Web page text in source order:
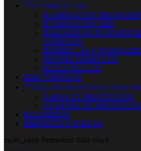
 ILUMINACION
ILUMINACION
ILUMINACIÓN LED
HALOGENAS-
CONSUMO
BOMBILLAS Y TUBOS LED
PROYECTORES LED
REGLETAS LED
ELECTRICIDAD
 EQUIPO DE PROTECCION
GAFAS DE PROTECCION
GUANTES DE
RECAMBIOS
DEPORTES Y JUEGOS
more_horiz Permanent links block